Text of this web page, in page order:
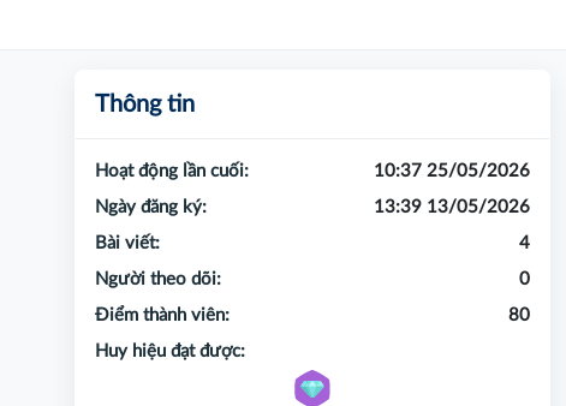
Thông tin
Hoạt động lần cuối:
10:37 25/05/2026
Ngày đăng ký:
13:39 13/05/2026
Bài viết:
4
Người theo dõi:
0
Điểm thành viên:
80
Huy hiệu đạt được: